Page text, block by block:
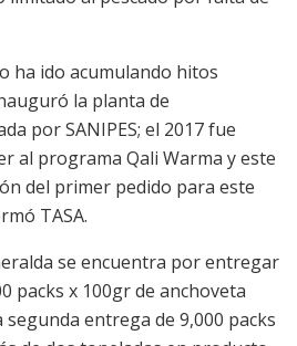
ha ido acumulando hitos
la planta de
por SANIPES; el 2017 fue
al programa Qali Warma y este
del primer pedido para este
TASA.
se encuentra por entregar
packs x 100gr de anchoveta
entrega de 9,000 packs